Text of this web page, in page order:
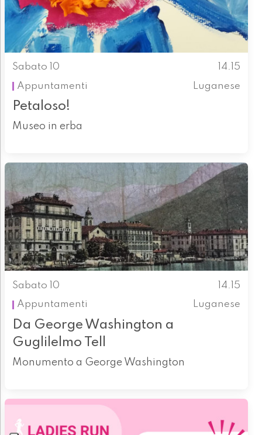
Sabato 10
14.15
Appuntamenti
Luganese
Petaloso!
Museo in erba
Sabato 10
14.15
Appuntamenti
Luganese
Da George Washington a
Guglilelmo Tell
Monumento a George Washington